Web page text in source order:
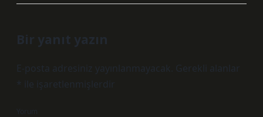
Bir yanıt yazın
E-posta adresiniz yayınlanmayacak. Gerekli alanlar
*
ile işaretlenmişlerdir
Yorum